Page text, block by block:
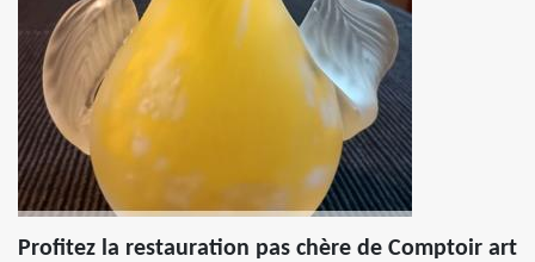
Profitez la restauration pas chère de Comptoir art